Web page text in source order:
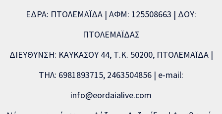
ΕΔΡΑ: ΠΤΟΛΕΜΑΪΔΑ | ΑΦΜ: 125508663 | ΔΟΥ:
ΠΤΟΛΕΜΑΪΔΑΣ
ΔΙΕΥΘΥΝΣΗ: ΚΑΥΚΑΣΟΥ 44, Τ.Κ. 50200, ΠΤΟΛΕΜΑΪΔΑ |
ΤΗΛ: 6981893715, 2463504856 | e-mail:
info@eordaialive.com